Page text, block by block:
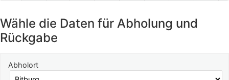
Wähle die Daten für Abholung und
Rückgabe
Abholort